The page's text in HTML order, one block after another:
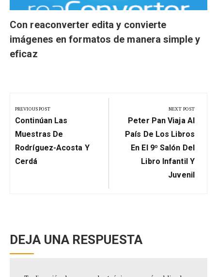
Con reaconverter edita y convierte
imágenes en formatos de manera simple y
eficaz
de
entradas
PREVIOUS POST
Previous
Post:
Continúan Las
Muestras De
Rodríguez-Acosta Y
Cerdá
NEXT POST
Next
Post:
Peter Pan Viaja Al
País De Los Libros
En El 9º Salón Del
Libro Infantil Y
Juvenil
DEJA UNA RESPUESTA